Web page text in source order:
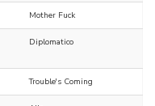
Mother Fuck
Diplomatico
Trouble's Coming